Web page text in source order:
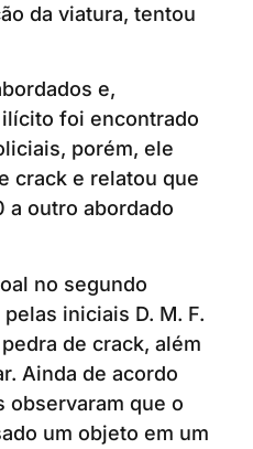
da viatura, tentou
e,
foi encontrado
porém, ele
crack e relatou que
a outro abordado
no segundo
iniciais D. M. F.
de crack, além
Ainda de acordo
observaram que o
um objeto em um